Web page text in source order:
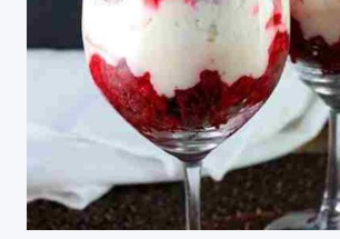
MINUTEN
AB
IN
DEN
OFEN